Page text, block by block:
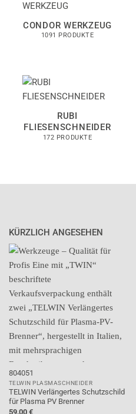
CONDOR WERKZEUG
1091 PRODUKTE
RUBI
FLIESENSCHNEIDER
172 PRODUKTE
KÜRZLICH ANGESEHEN
804051
TELWIN PLASMASCHNEIDER
TELWIN Verlängertes Schutzschild
für Plasma PV Brenner
59,00 €